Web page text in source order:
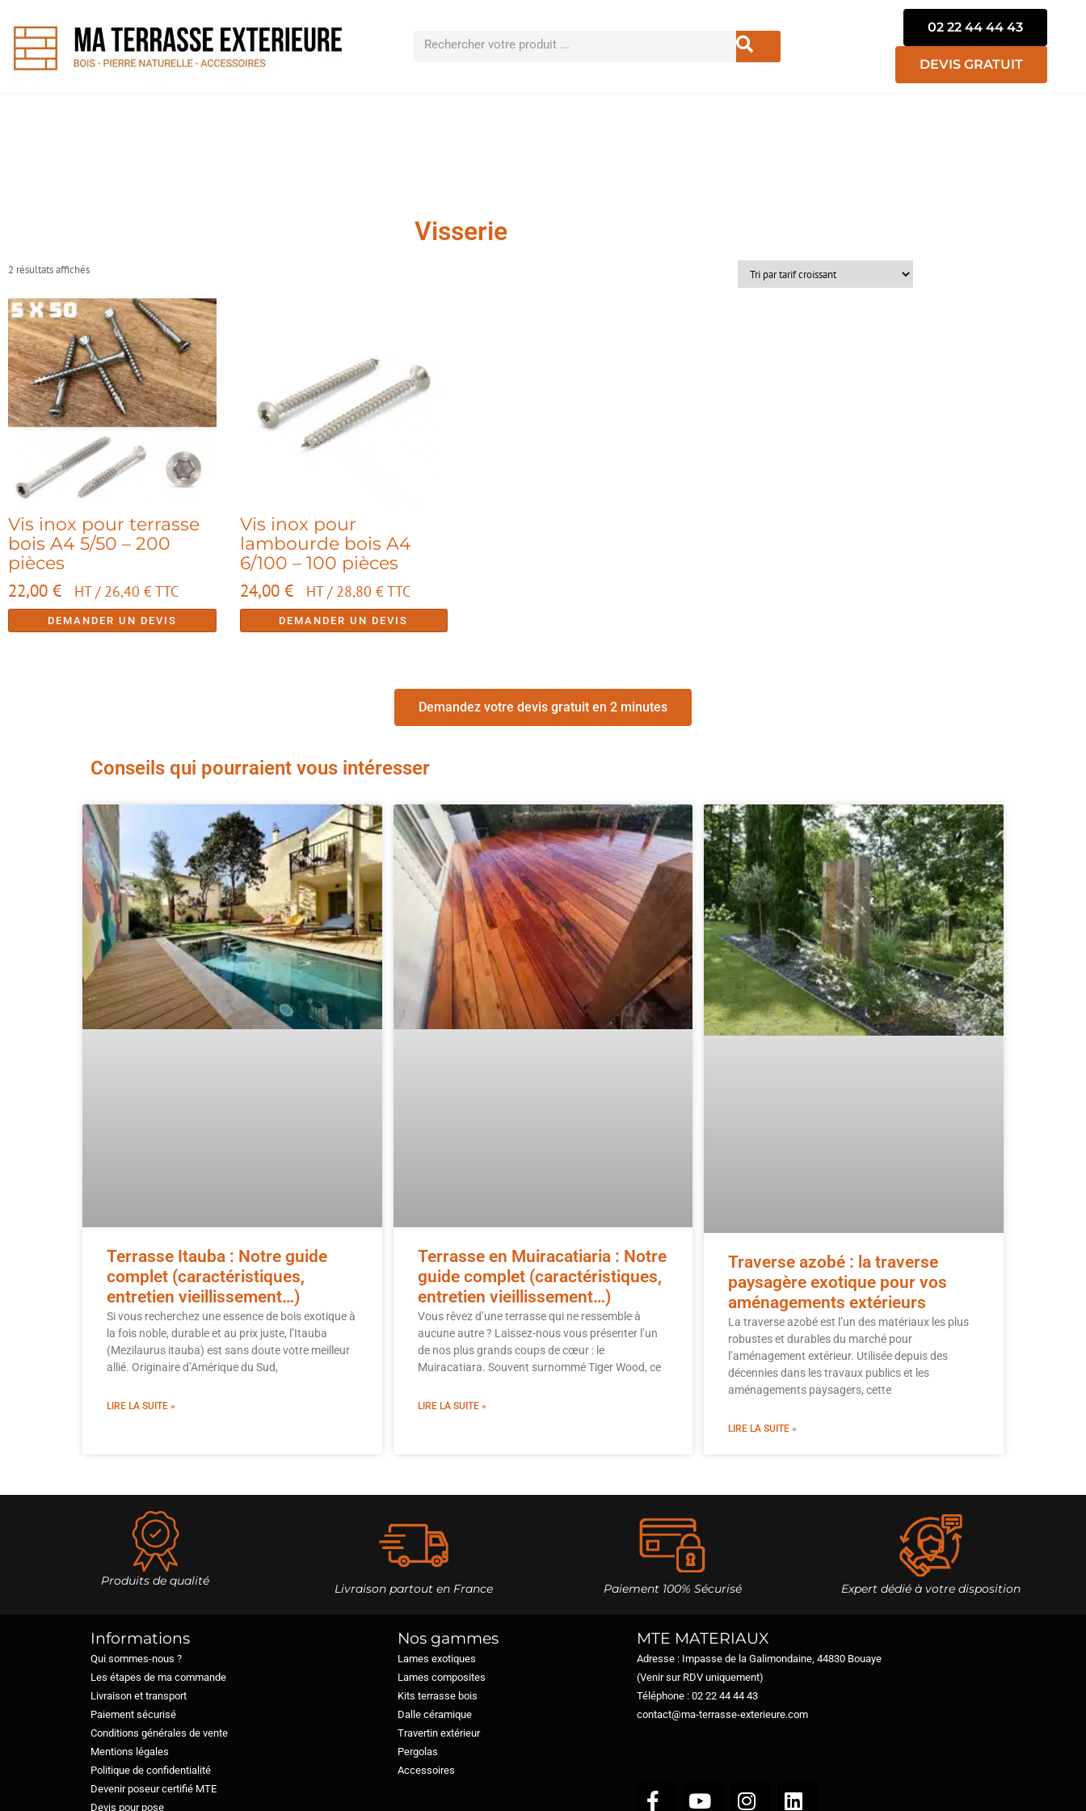
02 22 44 44 43
DEVIS GRATUIT
Visserie
2 résultats affichés
Vis inox pour terrasse
bois A4 5/50 – 200
pièces
22,00 € HT / 26,40 €TTC
DEMANDER UN DEVIS
Vis inox pour
lambourde bois A4
6/100 – 100 pièces
24,00 € HT / 28,80 €TTC
DEMANDER UN DEVIS
Demandez votre devis gratuit en 2 minutes
Conseils qui pourraient vous intéresser
Terrasse Itauba : Notre guide
complet (caractéristiques,
entretien vieillissement…)
Si vous recherchez une essence de bois exotique à
la fois noble, durable et au prix juste, l’Itauba
(Mezilaurus itauba) est sans doute votre meilleur
allié. Originaire d’Amérique du Sud,
LIRE LA SUITE »
Terrasse en Muiracatiaria : Notre
guide complet (caractéristiques,
entretien vieillissement…)
Vous rêvez d’une terrasse qui ne ressemble à
aucune autre ? Laissez-nous vous présenter l’un
de nos plus grands coups de cœur : le
Muiracatiara. Souvent surnommé Tiger Wood, ce
LIRE LA SUITE »
Traverse azobé : la traverse
paysagère exotique pour vos
aménagements extérieurs
La traverse azobé est l’un des matériaux les plus
robustes et durables du marché pour
l’aménagement extérieur. Utilisée depuis des
décennies dans les travaux publics et les
aménagements paysagers, cette
LIRE LA SUITE »
Produits de qualité
Livraison partout en France Paiement 100% Sécurisé Expert dédié à votre disposition
Informations
Qui sommes-nous ?
Les étapes de ma commande
Livraison et transport
Paiement sécurisé
Conditions générales de vente
Mentions légales
Politique de confidentialité
Devenir poseur certifié MTE
Devis pour pose
Nos gammes
Lames exotiques
Lames composites
Kits terrasse bois
Dalle céramique
Travertin extérieur
Pergolas
Accessoires
MTE MATERIAUX
Adresse : Impasse de la Galimondaine, 44830 Bouaye
(Venir sur RDV uniquement)
Téléphone : 02 22 44 44 43
contact@ma-terrasse-exterieure.com